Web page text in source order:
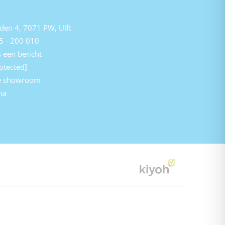
4, 7071 PW, Ulft
- 200 010
een bericht
showroom